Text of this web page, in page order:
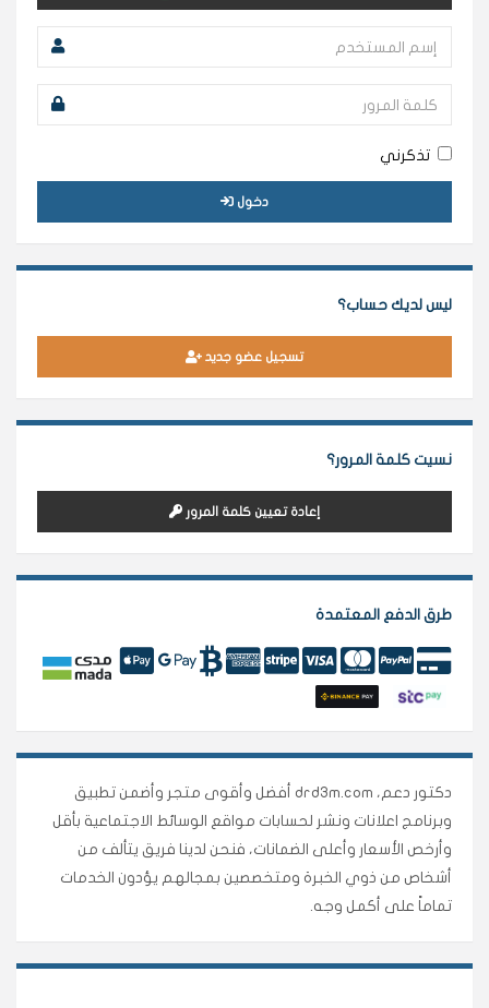
تذكرني
دخول
ليس لديك حساب؟
تسجيل عضو جديد
نسيت كلمة المرور؟
إعادة تعيين كلمة المرور
طرق الدفع المعتمدة
دكتور دعم، drd3m.com أفضل وأقوى متجر وأضمن تطبيق
وبرنامج اعلانات ونشر لحسابات مواقع الوسائط الاجتماعية بأقل
وأرخص الأسعار وأعلى الضمانات، فنحن لدينا فريق يتألف من
أشخاص من ذوي الخبرة ومتخصصين بمجالهم يؤدون الخدمات
تماماً على أكمل وجه.